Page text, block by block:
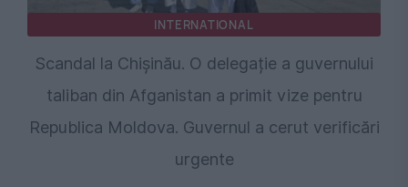
INTERNATIONAL
Scandal la Chișinău. O delegație a guvernului
taliban din Afganistan a primit vize pentru
Republica Moldova. Guvernul a cerut verificări
urgente